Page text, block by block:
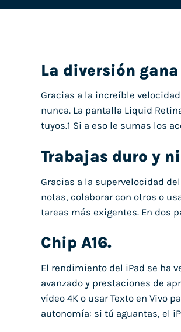
La diversión
Gracias a la increíble
nunca. La pantalla Liquid
tuyos.1 Si a eso le sumas los
Trabajas duro y
Gracias a la supervelocidad
notas, colaborar con otros o
tareas más exigentes. En dos
Chip A16.
El rendi­miento del iPad se ha
avanzado y prestaciones de
vídeo 4K o usar Texto en Vivo
autonomía: si tú aguantas, el